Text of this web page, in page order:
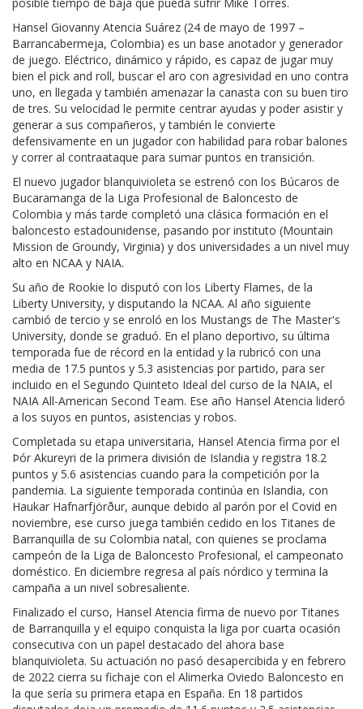
Hansel Giovanny Atencia Suárez (24 de mayo de 1997 –
Barrancabermeja, Colombia) es un base anotador y generador
de juego. Eléctrico, dinámico y rápido, es capaz de jugar muy
bien el pick and roll, buscar el aro con agresividad en uno contra
uno, en llegada y también amenazar la canasta con su buen tiro
de tres. Su velocidad le permite centrar ayudas y poder asistir y
generar a sus compañeros, y también le convierte
defensivamente en un jugador con habilidad para robar balones
y correr al contraataque para sumar puntos en transición.
El nuevo jugador blanquivioleta se estrenó con los Búcaros de
Bucaramanga de la Liga Profesional de Baloncesto de
Colombia y más tarde completó una clásica formación en el
baloncesto estadounidense, pasando por instituto (Mountain
Mission de Groundy, Virginia) y dos universidades a un nivel muy
alto en NCAA y NAIA.
Su año de Rookie lo disputó con los Liberty Flames, de la
Liberty University, y disputando la NCAA. Al año siguiente
cambió de tercio y se enroló en los Mustangs de The Master's
University, donde se graduó. En el plano deportivo, su última
temporada fue de récord en la entidad y la rubricó con una
media de 17.5 puntos y 5.3 asistencias por partido, para ser
incluido en el Segundo Quinteto Ideal del curso de la NAIA, el
NAIA All-American Second Team. Ese año Hansel Atencia lideró
a los suyos en puntos, asistencias y robos.
Completada su etapa universitaria, Hansel Atencia firma por el
Þór Akureyri de la primera división de Islandia y registra 18.2
puntos y 5.6 asistencias cuando para la competición por la
pandemia. La siguiente temporada continúa en Islandia, con
Haukar Hafnarfjörður, aunque debido al parón por el Covid en
noviembre, ese curso juega también cedido en los Titanes de
Barranquilla de su Colombia natal, con quienes se proclama
campeón de la Liga de Baloncesto Profesional, el campeonato
doméstico. En diciembre regresa al país nórdico y termina la
campaña a un nivel sobresaliente.
Finalizado el curso, Hansel Atencia firma de nuevo por Titanes
de Barranquilla y el equipo conquista la liga por cuarta ocasión
consecutiva con un papel destacado del ahora base
blanquivioleta. Su actuación no pasó desapercibida y en febrero
de 2022 cierra su fichaje con el Alimerka Oviedo Baloncesto en
la que sería su primera etapa en España. En 18 partidos